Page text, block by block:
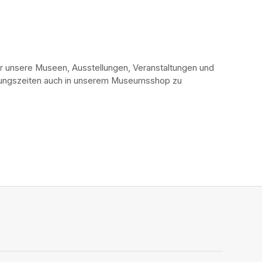
Museen, Ausstellungen, Veranstaltungen und
auch in unserem Museumsshop zu